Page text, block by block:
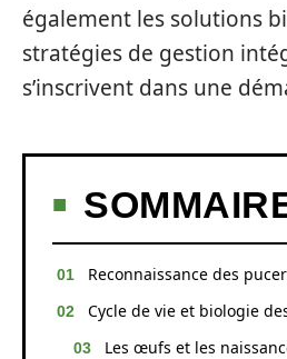
également les solutions
stratégies de gestion
s’inscrivent dans une
Reconnaissance des
Cycle de vie et biologie
Les œufs et les